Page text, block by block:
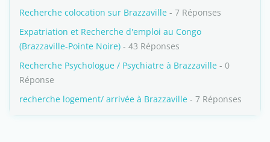
Recherche colocation sur Brazzaville - 7 Réponses
Expatriation et Recherche d'emploi au Congo
(Brazzaville-Pointe Noire) - 43 Réponses
Recherche Psychologue / Psychiatre à Brazzaville - 0
Réponse
recherche logement/ arrivée à Brazzaville - 7 Réponses